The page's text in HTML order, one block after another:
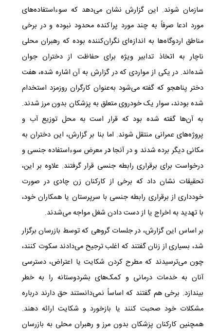
سازمان شوند. این گزارش نشان می‌دهد که سوءاستفاده‌های
مورد ادعا صرفاً به چند مورد پراکنده محدود نبوده و در برخی
مناطق اردوگاه‌ها به اندازه‌ای نگران‌کننده بوده که رهبران محلی
ناچار به اتخاذ تدابیر ویژه برای حفاظت از دختران جوان
شده‌اند. در یکی از مواردی که در گزارش به آن اشاره شده، هفت
دختر پناهجو که گفته می‌شود به‌عنوان کارگران روزمزد استخدام
شده بودند، سوار یک خودروی متعلق به پزشکان بدون مرز شدند.
به آن‌ها گفته شده بود که قرار است به محل‌ توزیع آب و
پروژه‌های عمرانی منتقل شوند. اما بنا بر گزارش، این دختران به
مکانی دیگر برده شدند و در آنجادر معرض سوءاستفاده جنسی و
درخواست برای برقراری رابطه جنسی قرار گرفتند. علاوه بر این،
تحقیقات نشان داد که برخی از کارکنان زن چادی در صورت
خودداری از برقراری رابطه جنسی با سرپرستان یا همکاران خود،
با تهدید به اخراج یا از دست دادن شغل مواجه می‌شدند.
بر اساس این گزارش، در جلسات گروهی که توسط بازرسان برگزار
شد، بسیاری از زنان گفتند که اغلب ترجیح می‌دادند سکوت کنند،
چون می‌ترسیدند که مطرح کردن شکایت یا اعتراض، دسترسی
آنان به خدمات درمانی و کمک‌های بشردوستانه را به خطر
بیندازد. برخی هم گفتند که اساساً نمی‌دانستند حق دارند درباره
مشکلات خود صحبت کنند یا بازخورد و شکایت ارائه دهند.
همچنین کارکنان پزشکان بدون مرز و رهبران محلی به بازرسان